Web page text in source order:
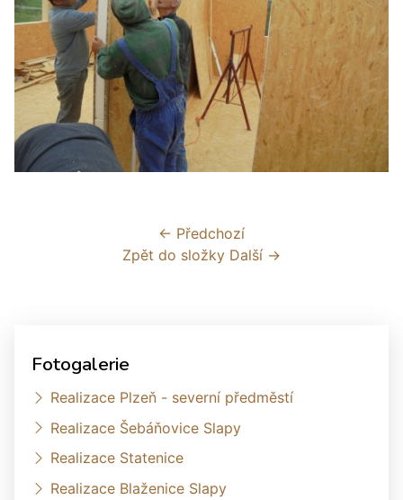
← Předchozí
Zpět do složky Další →
Fotogalerie
Realizace Plzeň - severní předměstí
Realizace Šebáňovice Slapy
Realizace Statenice
Realizace Blaženice Slapy